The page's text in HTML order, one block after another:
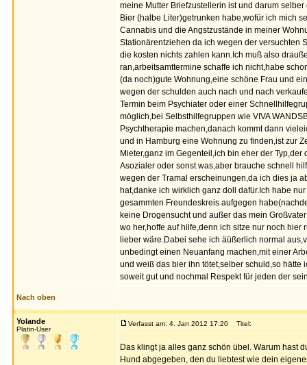
meine Mutter Briefzustellerin ist und darum
Bier (halbe Liter)getrunken habe,wofür ich mich
Cannabis und die Angstzustände in meiner
Stationärentziehen da ich wegen der versuchten
die kosten nichts zahlen kann.Ich muß also
ran,arbeitsamttermine schaffe ich nicht,habe
(da noch)gute Wohnung,eine schöne Frau und
wegen der schulden auch nach und nach
Termin beim Psychiater oder einer
möglich,bei Selbsthilfegruppen wie VIVA
Psychtherapie machen,danach kommt dann
und in Hamburg eine Wohnung zu finden,ist zur
Mieter,ganz im Gegenteil,ich bin eher der
Asozialer oder sonst was,aber brauche schnell
wegen der Tramal erscheinungen,da ich dies ja
hat,danke ich wirklich ganz doll dafür.Ich habe
gesammten Freundeskreis aufgegen
keine Drogensucht und außer das mein
wo her,hoffe auf hilfe,denn ich sitze nur noch
lieber wäre.Dabei sehe ich äüßerlich normal
unbedingt einen Neuanfang machen,mit einer
und weiß das bier ihn tötet,selber schuld,so
soweit gut und nochmal Respekt für jeden der
Nach oben
Yolande
Platin-User
Verfasst am: 4. Jan 2012 17:20 Titel:
Das klingt ja alles ganz schön übel. Warum hast
Hund abgegeben, den du liebtest wie dein